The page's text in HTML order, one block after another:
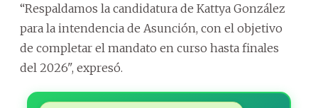
“Respaldamos la candidatura de Kattya González
para la intendencia de Asunción, con el objetivo
de completar el mandato en curso hasta finales
del 2026", expresó.